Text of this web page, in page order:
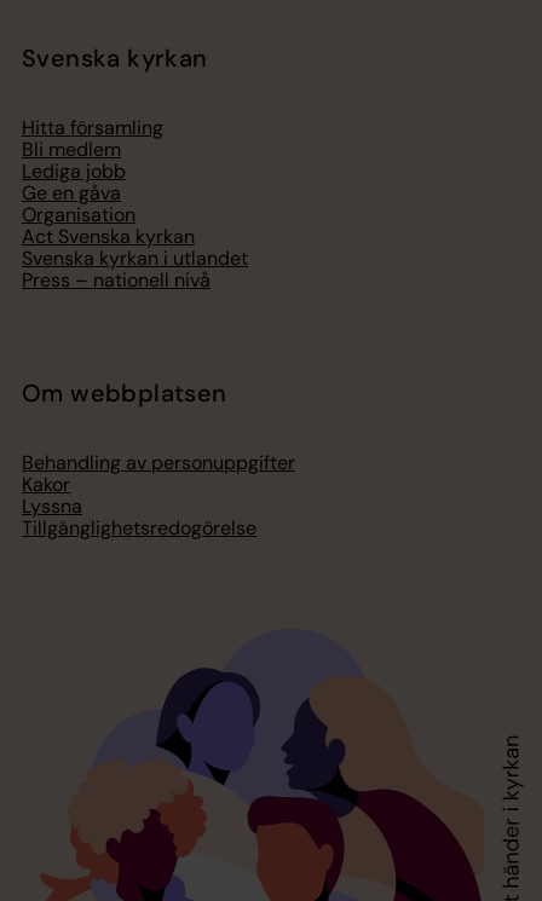
Svenska kyrkan
Hitta församling
Bli medlem
Lediga jobb
Ge en gåva
Organisation
Act Svenska kyrkan
Svenska kyrkan i utlandet
Press – nationell nivå
Om webbplatsen
Behandling av personuppgifter
Kakor
Lyssna
Tillgänglighetsredogörelse